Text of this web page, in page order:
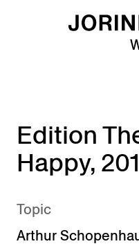
Skip to main content
Edition
Happy,
Topic
Arthur